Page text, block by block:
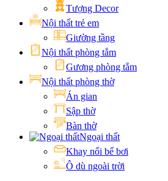
Tượng Decor
Nội thất trẻ em
Giường tầng
Nội thất phòng tắm
Gương phòng tắm
Nội thất phòng thờ
Án gian
Sập thờ
Bàn thờ
Ngoại thất
Khay nổi bể bơi
Ô dù ngoài trời